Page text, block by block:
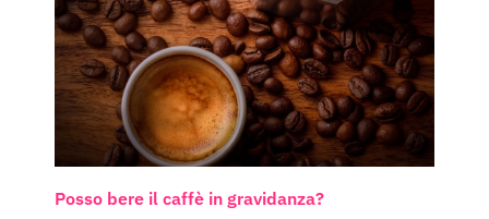
Posso bere il caffè in gravidanza?